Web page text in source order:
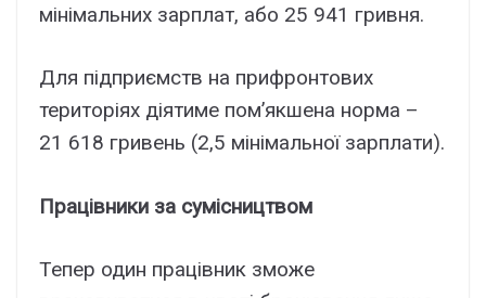
мінімальних зарплат, або 25 941 гривня.
Для підприємств на прифронтових
територіях діятиме пом’якшена норма –
21 618 гривень (2,5 мінімальної зарплати).
Працівники за сумісництвом
Тепер один працівник зможе